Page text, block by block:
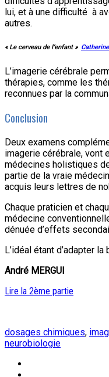
lui, et à une difficulté à
autres.
« Le cerveau de l’enfant »
L’imagerie cérébrale
thérapies, comme les
reconnues par la
Conclusion
Deux examens
imagerie cérébrale, vont
médecines holistiques
partie de la vraie
acquis leurs lettres de
Chaque praticien et
médecine
dénuée d’effets
L’idéal étant d’adapter
André MERGUI
Lire la 2ème partie
dosages chimiques,
neurobiologie